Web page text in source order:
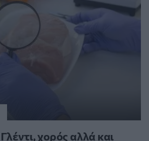
χορός αλλά και